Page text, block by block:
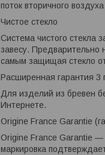
поток вторичного
Чистое стекло
Система чистого стекла
завесу. Предварительно
самым защищая стекло
Расширенная гарантия 3
Для изделий из бревен
Интернете.
Origine France Garantie
Origine France Garantie
маркировка